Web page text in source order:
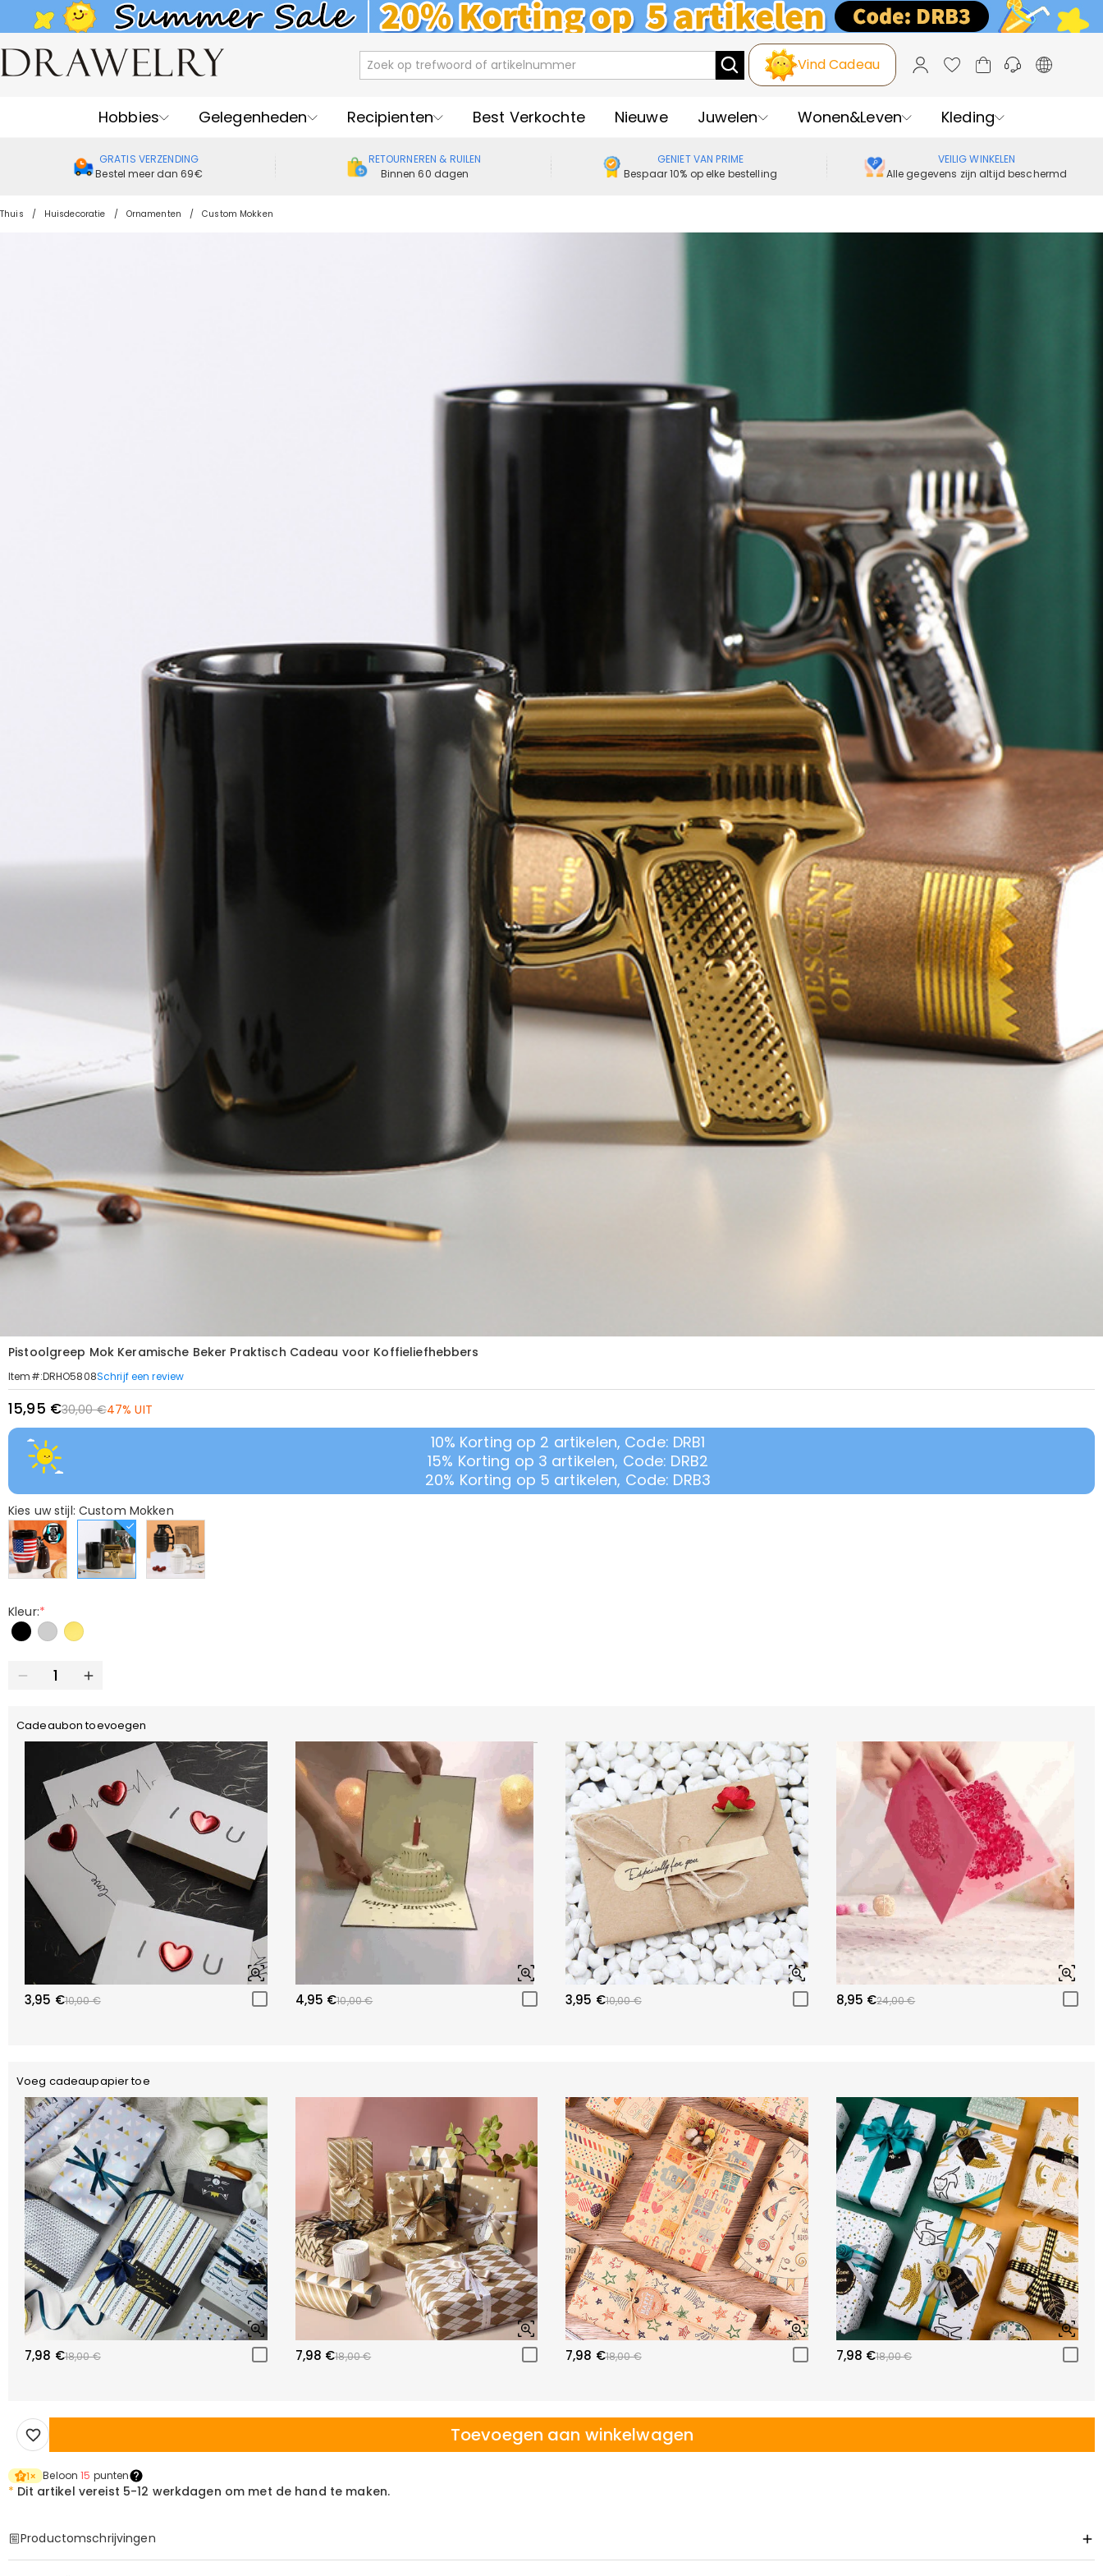
Vind Cadeau
Hobbies Gelegenheden Recipienten Best Verkochte Nieuwe Juwelen Wonen&Leven Kleding
GRATIS VERZENDING
Bestel meer dan 69€
RETOURNEREN & RUILEN
Binnen 60 dagen
GENIET VAN PRIME
Bespaar 10% op elke bestelling
VEILIG WINKELEN
Alle gegevens zijn altijd beschermd
Thuis Huisdecoratie Ornamenten Custom Mokken
Pistoolgreep Mok Keramische Beker Praktisch Cadeau voor Koffieliefhebbers
Item#:DRHO5808Schrijf een review
15,95 €30,00 €47% UIT
10% Korting op 2 artikelen, Code: DRB1
15% Korting op 3 artikelen, Code: DRB2
20% Korting op 5 artikelen, Code: DRB3
Kies uw stijl: Custom Mokken
Kleur:*
Cadeaubon toevoegen
3,95 €10,00 € 4,95 €10,00 € 3,95 €10,00 € 8,95 €24,00 €
Voeg cadeaupapier toe
7,98 €18,00 € 7,98 €18,00 € 7,98 €18,00 € 7,98 €18,00 €
Toevoegen aan winkelwagen
1× Beloon15 punten
* Dit artikel vereist 5-12 werkdagen om met de hand te maken.
Productomschrijvingen